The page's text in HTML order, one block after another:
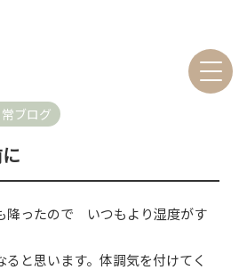
ブログ
に
ったので いつもより湿度がす
と思います。体調気を付けてく